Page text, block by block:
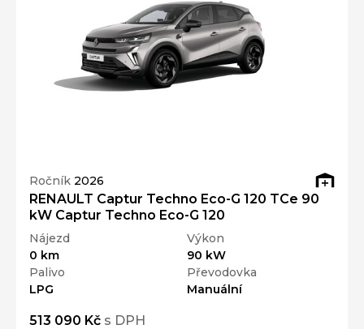
Ročník 2026
RENAULT Captur Techno Eco-G 120 TCe 90
kW Captur Techno Eco-G 120
Nájezd
0 km
Výkon
90 kW
Palivo
LPG
Převodovka
Manuální
513 090 Kč s DPH